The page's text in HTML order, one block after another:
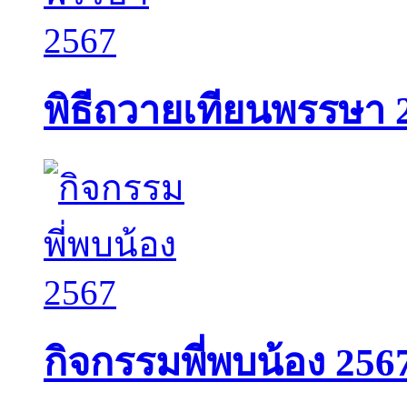
พิธีถวายเทียนพรรษา
กิจกรรมพี่พบน้อง